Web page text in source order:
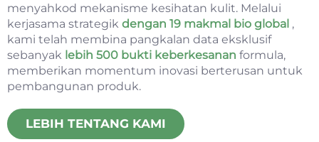
menyahkod mekanisme kesihatan kulit. Melalui
kerjasama strategik dengan 19 makmal bio global ,
kami telah membina pangkalan data eksklusif
sebanyak lebih 500 bukti keberkesanan formula,
memberikan momentum inovasi berterusan untuk
pembangunan produk.
LEBIH TENTANG KAMI